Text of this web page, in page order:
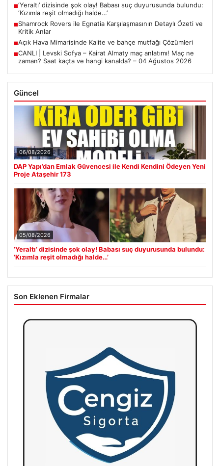
■‘Yeraltı’ dizisinde şok olay! Babası suç duyurusunda bulundu:
‘Kızımla reşit olmadığı halde…’
■Shamrock Rovers ile Egnatia Karşılaşmasının Detaylı Özeti ve
Kritik Anlar
■Açık Hava Mimarisinde Kalite ve bahçe mutfağı Çözümleri
■CANLI | Levski Sofya – Kairat Almaty maç anlatımı! Maç ne
zaman? Saat kaçta ve hangi kanalda? – 04 Ağustos 2026
Güncel
06/08/2026
DAP Yapı’dan Emlak Güvencesi ile Kendi Kendini Ödeyen Yeni
Proje Ataşehir 173
05/08/2026
‘Yeraltı’ dizisinde şok olay! Babası suç duyurusunda bulundu:
‘Kızımla reşit olmadığı halde…’
Son Eklenen Firmalar